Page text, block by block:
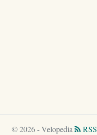
© 2026 - Velopedia RSS